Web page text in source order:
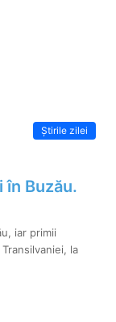
Știrile zilei
Buzău.
iar primii
la